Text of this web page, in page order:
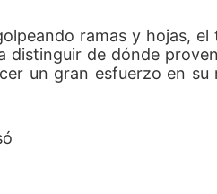
ramas y hojas,
de dónde
un gran esfuerzo en